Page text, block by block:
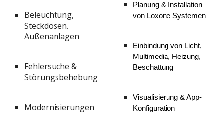
Beleuchtung,
Steckdosen,
Außenanlagen
Fehlersuche &
Störungsbehebung
Modernisierungen
Planung & Installation
von Loxone Systemen
Einbindung von Licht,
Multimedia, Heizung,
Beschattung
Visualisierung & App-
Konfiguration